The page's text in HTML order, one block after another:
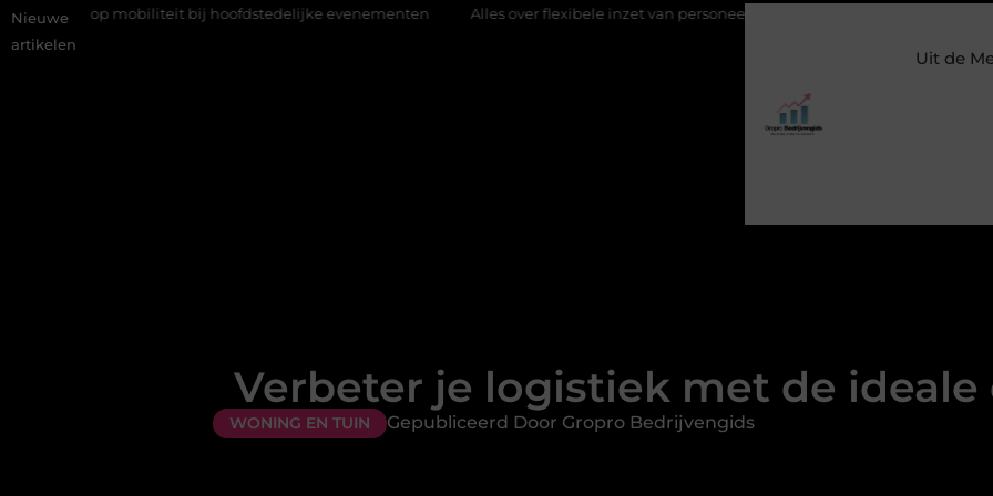
Nieuwe
artikelen
mobiliteit bij hoofdstedelijke evenementen Alles over flexibele inzet van personeel Staalconstructiebedrijf Molenschot:
Uit de
Verbeter je logistiek met de ideale
WONING EN TUIN Gepubliceerd Door Gropro Bedrijvengids